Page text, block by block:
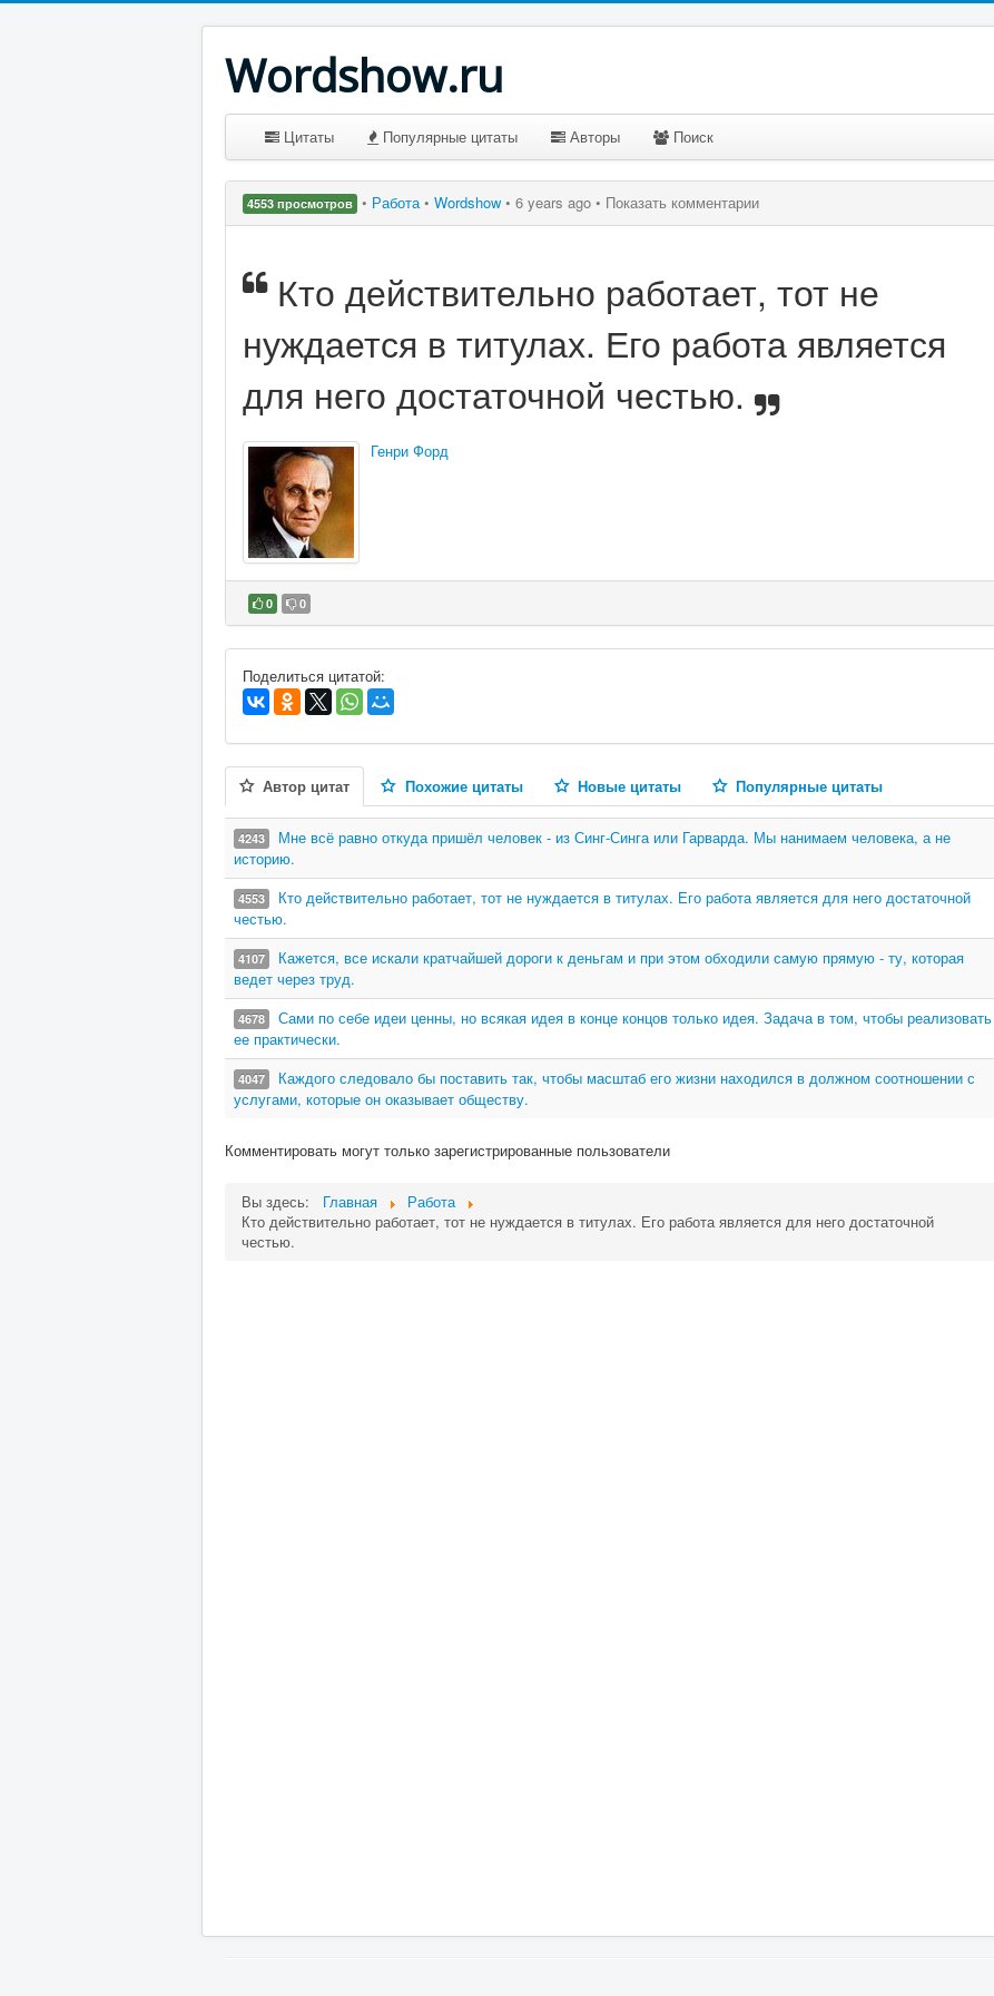
Wordshow.ru
Цитаты Популярные цитаты Авторы Поиск
4553 просмотров • Работа• Wordshow • 6 years ago • Показать комментарии
Кто действительно работает, тот не
нуждается в титулах. Его работа является
для него достаточной честью.
Генри Форд
0 0
В избранное
Поделиться цитатой:
Автор цитат Похожие цитаты Новые цитаты Популярные цитаты
4243
Мне всё равно откуда пришёл человек - из Синг-Синга или Гарварда. Мы нанимаем человека, а не
историю.
4553
Кто действительно работает, тот не нуждается в титулах. Его работа является для него достаточной
честью.
4107
Кажется, все искали кратчайшей дороги к деньгам и при этом обходили самую прямую - ту, которая
ведет через труд.
4678
Сами по себе идеи ценны, но всякая идея в конце концов только идея. Задача в том, чтобы реализовать
ее практически.
4047
Каждого следовало бы поставить так, чтобы масштаб его жизни находился в должном соотношении с
услугами, которые он оказывает обществу.
Комментировать могут только зарегистрированные пользователи
Вы здесь: Главная
Работа
Кто действительно работает, тот не нуждается в титулах. Его работа является для него достаточной
честью.